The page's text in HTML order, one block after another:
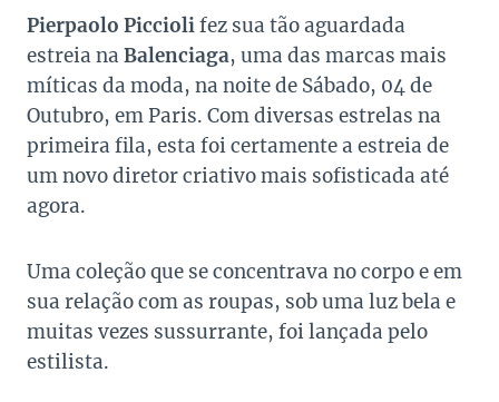
Pierpaolo Picciolifez sua tão aguardada
estreia na Balenciaga, uma das marcas mais
míticas da moda, na noite de Sábado, 04 de
Outubro, em Paris. Com diversas estrelas na
primeira fila, esta foi certamente a estreia de
um novo diretor criativo mais sofisticada até
agora.
Uma coleção que se concentrava no corpo e em
sua relação com as roupas, sob uma luz bela e
muitas vezes sussurrante, foi lançada pelo
estilista.